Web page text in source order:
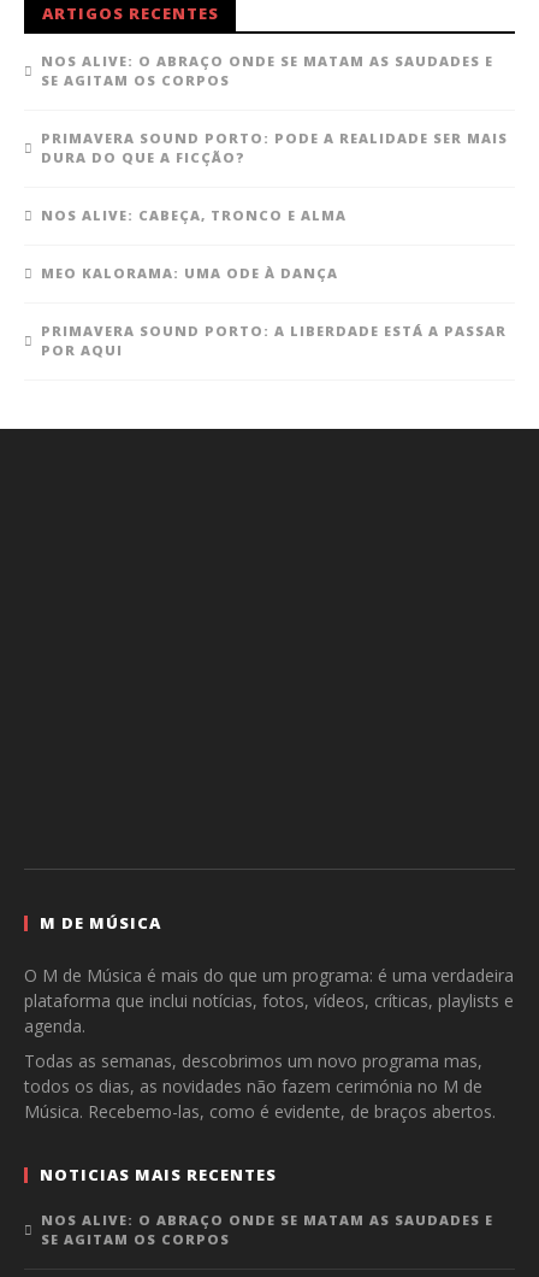
ARTIGOS RECENTES
NOS ALIVE: O ABRAÇO ONDE SE MATAM AS SAUDADES E
SE AGITAM OS CORPOS
PRIMAVERA SOUND PORTO: PODE A REALIDADE SER MAIS
DURA DO QUE A FICÇÃO?
NOS ALIVE: CABEÇA, TRONCO E ALMA
MEO KALORAMA: UMA ODE À DANÇA
PRIMAVERA SOUND PORTO: A LIBERDADE ESTÁ A PASSAR
POR AQUI
M DE MÚSICA
O M de Música é mais do que um programa: é uma verdadeira
plataforma que inclui notícias, fotos, vídeos, críticas, playlists e
agenda.
Todas as semanas, descobrimos um novo programa mas,
todos os dias, as novidades não fazem cerimónia no M de
Música. Recebemo-las, como é evidente, de braços abertos.
NOTICIAS MAIS RECENTES
NOS ALIVE: O ABRAÇO ONDE SE MATAM AS SAUDADES E
SE AGITAM OS CORPOS